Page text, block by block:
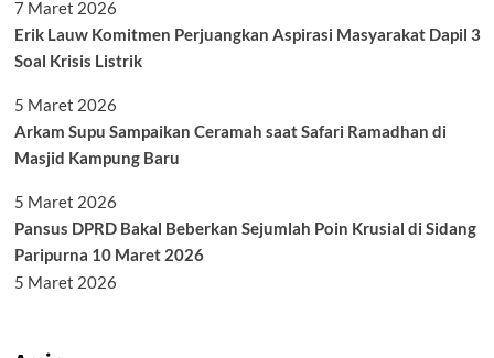
7 Maret 2026
Erik Lauw Komitmen Perjuangkan Aspirasi Masyarakat Dapil 3
Soal Krisis Listrik
5 Maret 2026
Arkam Supu Sampaikan Ceramah saat Safari Ramadhan di
Masjid Kampung Baru
5 Maret 2026
Pansus DPRD Bakal Beberkan Sejumlah Poin Krusial di Sidang
Paripurna 10 Maret 2026
5 Maret 2026